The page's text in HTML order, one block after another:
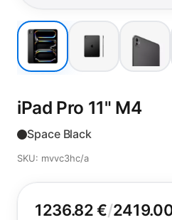
iPad Pro 11" M4
Space Black
SKU: mvvc3hc/a
1236.82 €/